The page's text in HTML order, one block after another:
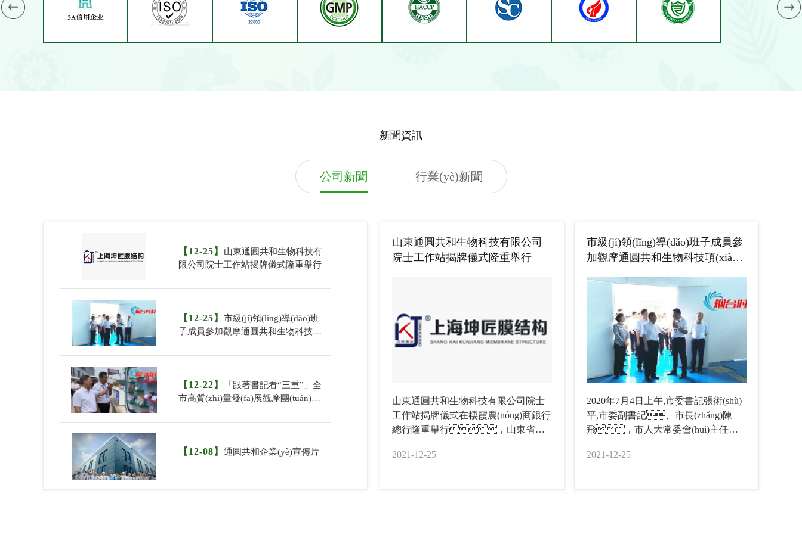
新聞資訊
公司新聞 行業(yè)新聞
【12-25】 山東通圓共和生物科技有
限公司院士工作站揭牌儀式隆重舉行
【12-25】 市級(jí)領(lǐng)導(dǎo)班
子成員參加觀摩通圓共和生物科技項
【12-22】
「跟著書記看“三重”」全
市高質(zhì)量發(fā)展觀摩團(tuán)抵
【12-08】 通圓共和企業(yè)宣傳片
山東通圓共和生物科技有限公司
院士工作站揭牌儀式隆重舉行
山東通圓共和生物科技有限公司院士
工作站揭牌儀式在棲霞農(nóng)商銀行
總行隆重舉行，山東省棲
(nóng)業(yè)大學(xué)副校長(zhǎng)、
2021-12-25
市級(jí)領(lǐng)導(dǎo)班子成員參
加觀摩通圓共和生物科技項(xiàng)
2020年7月4日上午,市委書記張術(shù)
平,市委副書記、市長(zhǎng)陳
飛，市人大常委會(huì)主任王
級(jí)領(lǐng)導(dǎo)班子成員參加觀摩
2021-12-25